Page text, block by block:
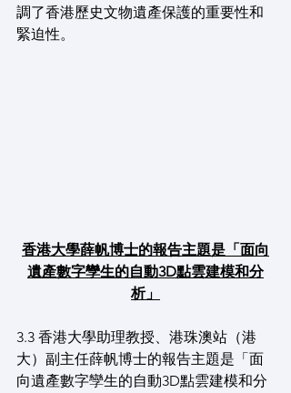
調了香港歷史文物遺產保護的重要性和
緊迫性。
香港大學薛帆博士的報告主題是「面向
遺產數字孿生的自動3D點雲建模和分
析」
3.3 香港大學助理教授、港珠澳站（港
大）副主任薛帆博士的報告主題是「面
向遺產數字孿生的自動3D點雲建模和分